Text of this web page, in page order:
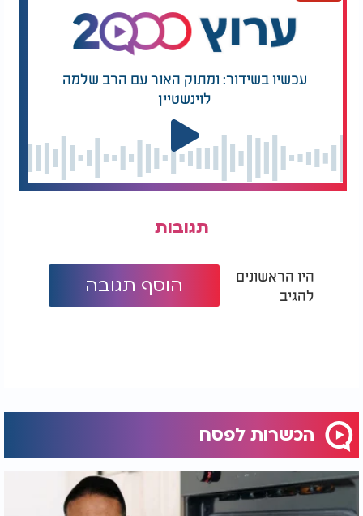
עכשיו בשידור: ומתוק האור עם הרב שלמה
לוינשטיין
תגובות
היו הראשונים
להגיב
הוסף תגובה
הכשרות לפסח